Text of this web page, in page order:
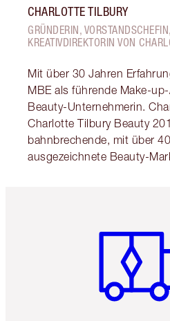
CHARLOTTE TILBURY
GRÜNDERIN,
KREATIVDIREKTORIN VON
Mit über 30 Jahren
MBE als führende Make-
Beauty-Unternehmerin.
Charlotte Tilbury Beauty
bahnbrechende, mit über
ausgezeichnete Beauty-